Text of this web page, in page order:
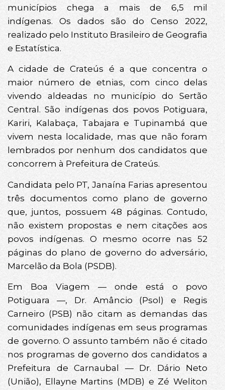
municípios chega a mais de 6,5 mil
indígenas. Os dados são do Censo 2022,
realizado pelo Instituto Brasileiro de Geografia
e Estatística.
A cidade de Crateús é a que concentra o
maior número de etnias, com cinco delas
vivendo aldeadas no município do Sertão
Central. São indígenas dos povos Potiguara,
Kariri, Kalabaça, Tabajara e Tupinambá que
vivem nesta localidade, mas que não foram
lembrados por nenhum dos candidatos que
concorrem à Prefeitura de Crateús.
Candidata pelo PT, Janaína Farias apresentou
três documentos como plano de governo
que, juntos, possuem 48 páginas. Contudo,
não existem propostas e nem citações aos
povos indígenas. O mesmo ocorre nas 52
páginas do plano de governo do adversário,
Marcelão da Bola (PSDB).
Em Boa Viagem — onde está o povo
Potiguara —, Dr. Amâncio (Psol) e Regis
Carneiro (PSB) não citam as demandas das
comunidades indígenas em seus programas
de governo. O assunto também não é citado
nos programas de governo dos candidatos a
Prefeitura de Carnaubal — Dr. Dário Neto
(União), Ellayne Martins (MDB) e Zé Weliton